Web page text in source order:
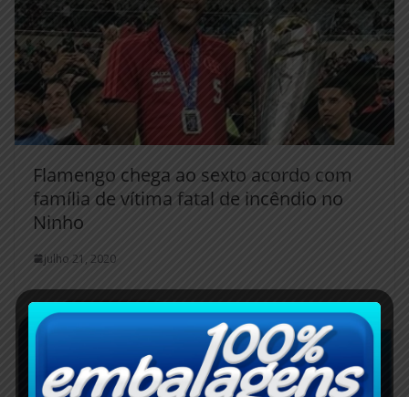
Flamengo chega ao sexto acordo com
família de vítima fatal de incêndio no
Ninho
julho 21, 2020